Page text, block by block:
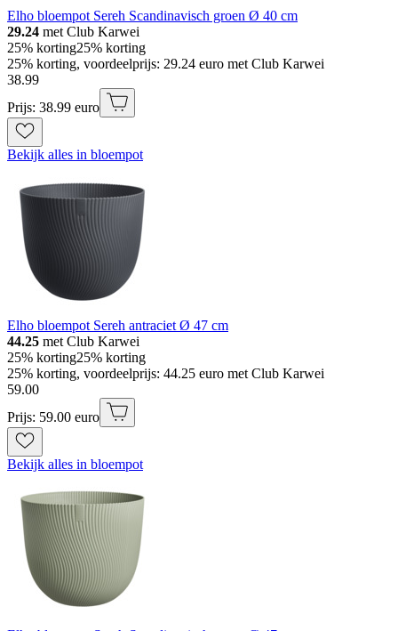
Elho bloempot Sereh Scandinavisch groen Ø 40 cm
29.24 met Club Karwei
25% korting25% korting
25% korting, voordeelprijs: 29.24 euro met Club Karwei
38.99
Prijs: 38.99 euro
Bekijk alles in bloempot
Elho bloempot Sereh antraciet Ø 47 cm
44.25 met Club Karwei
25% korting25% korting
25% korting, voordeelprijs: 44.25 euro met Club Karwei
59.00
Prijs: 59.00 euro
Bekijk alles in bloempot